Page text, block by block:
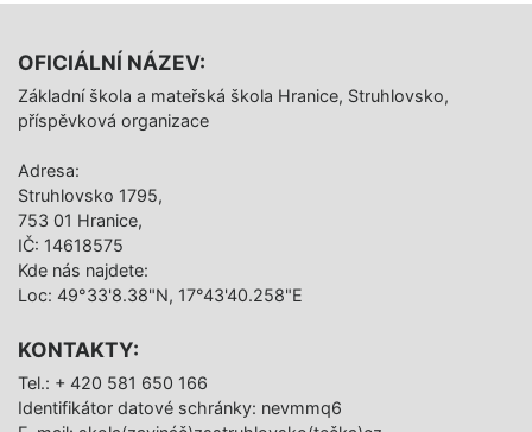
OFICIÁLNÍ NÁZEV:
Základní škola a mateřská škola Hranice, Struhlovsko,
příspěvková organizace
Adresa:
Struhlovsko 1795,
753 01 Hranice,
IČ: 14618575
Kde nás najdete:
Loc: 49°33'8.38"N, 17°43'40.258"E
KONTAKTY:
Tel.: + 420 581 650 166
Identifikátor datové schránky: nevmmq6